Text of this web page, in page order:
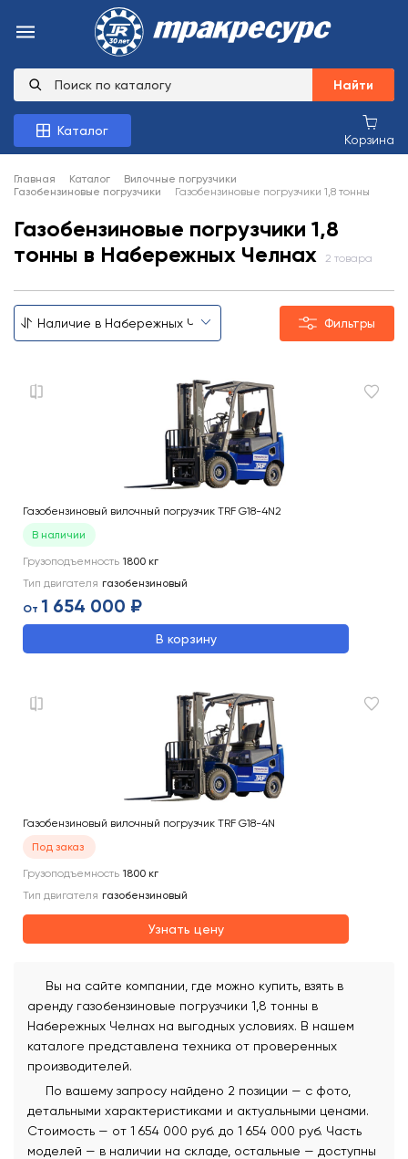
Найти
Каталог
Корзина
Главная Каталог
Вилочные погрузчики
Газобензиновые погрузчики
Газобензиновые погрузчики 1,8 тонны
Газобензиновые погрузчики 1,8
тонны в Набережных Челнах
2 товара
Фильтры
Газобензиновый вилочный погрузчик TRF G18-4N2
В наличии
Грузоподъемность 1800 кг
Тип двигателя газобензиновый
От 1 654 000 ₽
В корзину
Газобензиновый вилочный погрузчик TRF G18-4N
Под заказ
Грузоподъемность 1800 кг
Тип двигателя газобензиновый
Узнать цену
Вы на сайте компании, где можно купить, взять в
аренду газобензиновые погрузчики 1,8 тонны в
Набережных Челнах на выгодных условиях. В нашем
каталоге представлена техника от проверенных
производителей.
По вашему запросу найдено 2 позиции — с фото,
детальными характеристиками и актуальными ценами.
Стоимость — от 1 654 000 руб. до 1 654 000 руб. Часть
моделей — в наличии на складе, остальные — доступны